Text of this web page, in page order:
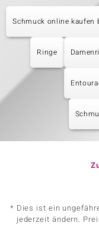
Schmuck online kaufen
Ringe
* Dies ist ein
jederzeit ändern.